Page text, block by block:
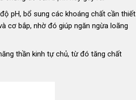
pH, bổ sung các khoáng chất cần thiết
cơ bắp, nhờ đó giúp ngăn ngừa loãng
thần kinh tự chủ, từ đó tăng chất